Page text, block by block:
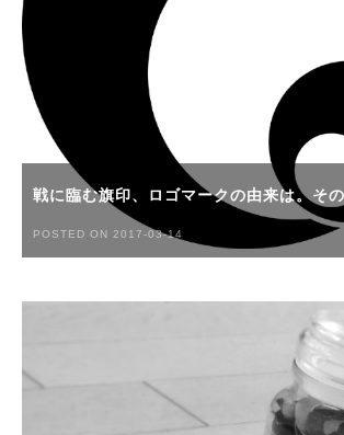
戦に臨む旗印、ロゴマークの由来は。そ
POSTED ON 2017-03-14